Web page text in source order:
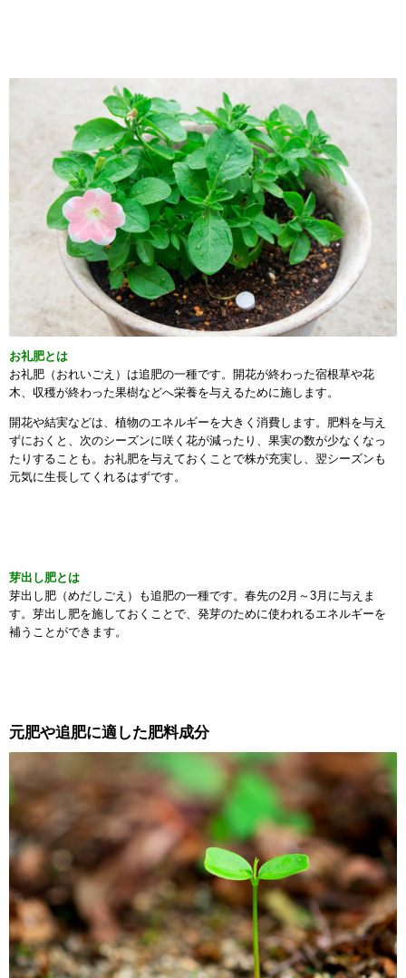
お礼肥とは
お礼肥（おれいごえ）は追肥の一種です。開花が終わった宿根草や花
木、収穫が終わった果樹などへ栄養を与えるために施します。
開花や結実などは、植物のエネルギーを大きく消費します。肥料を与え
ずにおくと、次のシーズンに咲く花が減ったり、果実の数が少なくなっ
たりすることも。お礼肥を与えておくことで株が充実し、翌シーズンも
元気に生長してくれるはずです。
芽出し肥とは
芽出し肥（めだしごえ）も追肥の一種です。春先の2月～3月に与えま
す。芽出し肥を施しておくことで、発芽のために使われるエネルギーを
補うことができます。
元肥や追肥に適した肥料成分